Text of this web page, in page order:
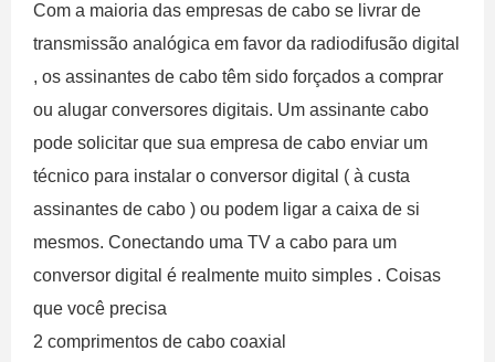
Com a maioria das empresas de cabo se livrar de
transmissão analógica em favor da radiodifusão digital
, os assinantes de cabo têm sido forçados a comprar
ou alugar conversores digitais. Um assinante cabo
pode solicitar que sua empresa de cabo enviar um
técnico para instalar o conversor digital ( à custa
assinantes de cabo ) ou podem ligar a caixa de si
mesmos. Conectando uma TV a cabo para um
conversor digital é realmente muito simples . Coisas
que você precisa
2 comprimentos de cabo coaxial